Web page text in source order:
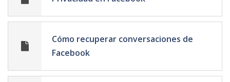
Cómo recuperar conversaciones de
Facebook